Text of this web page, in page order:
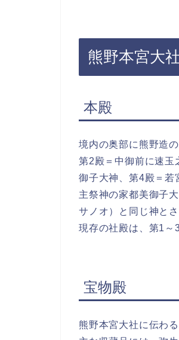
熊野本宮大
本殿
境内の奥部に熊野造
第2殿＝中御前に速玉
御子大神、第4殿＝若
主祭神の家都美御子
サノオ）と同じ神と
現存の社殿は、第1～
宝物殿
熊野本宮大社に伝わ